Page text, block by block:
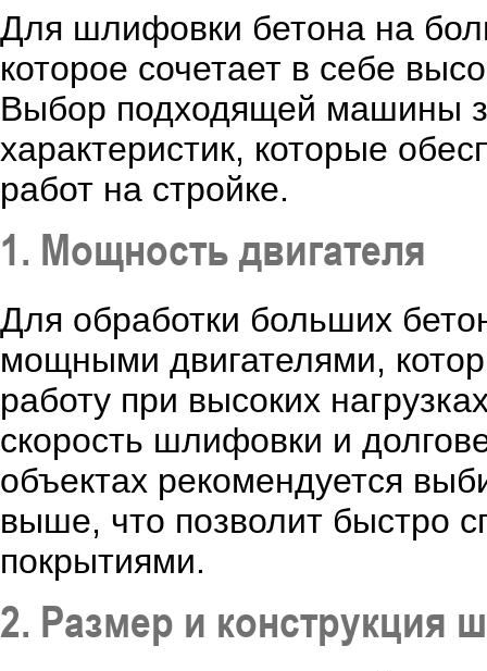
Для шлифовки бетона на
которое сочетает в себе
Выбор подходящей машины
характеристик, которые
работ на стройке.
1. Мощность двигателя
Для обработки больших
мощными двигателями,
работу при высоких
скорость шлифовки и
объектах рекомендуется
выше, что позволит быстро
покрытиями.
2. Размер и